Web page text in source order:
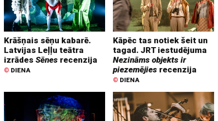
Krāšņais sēņu kabarē.
Latvijas Leļļu teātra
izrādesSēnes recenzija
© DIENA
Kāpēc tas notiek šeit un
tagad. JRT iestudējuma
Nezināms objekts ir
piezemējies recenzija
© DIENA